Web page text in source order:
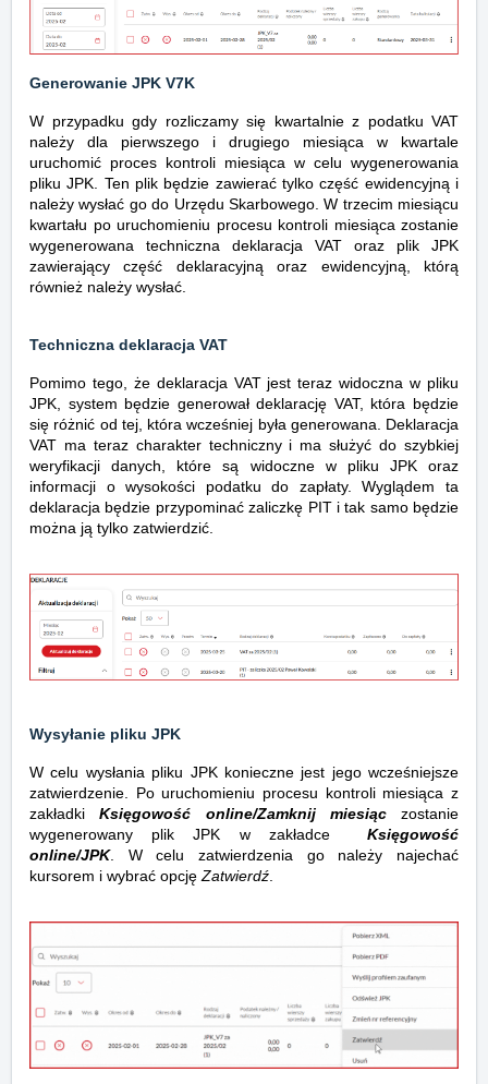
Generowanie JPK V7K
W przypadku gdy rozliczamy się kwartalnie z podatku VAT
należy dla pierwszego i drugiego miesiąca w kwartale
uruchomić proces kontroli miesiąca w celu wygenerowania
pliku JPK. Ten plik będzie zawierać tylko część ewidencyjną i
należy wysłać go do Urzędu Skarbowego. W trzecim miesiącu
kwartału po uruchomieniu procesu kontroli miesiąca zostanie
wygenerowana techniczna deklaracja VAT oraz plik JPK
zawierający część deklaracyjną oraz ewidencyjną, którą
również należy wysłać.
Techniczna deklaracja VAT
Pomimo tego, że deklaracja VAT jest teraz widoczna w pliku
JPK, system będzie generował deklarację VAT, która będzie
się różnić od tej, która wcześniej była generowana. Deklaracja
VAT ma teraz charakter techniczny i ma służyć do szybkiej
weryfikacji danych, które są widoczne w pliku JPK oraz
informacji o wysokości podatku do zapłaty. Wyglądem ta
deklaracja będzie przypominać zaliczkę PIT i tak samo będzie
można ją tylko zatwierdzić.
Wysyłanie pliku JPK
W celu wysłania pliku JPK konieczne jest jego wcześniejsze
zatwierdzenie. Po uruchomieniu procesu kontroli miesiąca z
zakładkiKsięgowość online/Zamknij miesiąc
zostanie
wygenerowany plik JPK w zakładce
Księgowość
online/JPK. W celu zatwierdzenia go należy najechać
kursorem i wybrać opcję Zatwierdź